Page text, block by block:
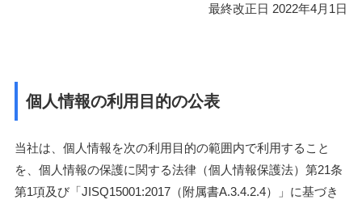
最終改正日 2022年4月1日
個人情報の利用目的の公表
当社は、個人情報を次の利用目的の範囲内で利用すること
を、個人情報の保護に関する法律（個人情報保護法）第21条
第1項及び「JISQ15001:2017（附属書A.3.4.2.4）」に基づき